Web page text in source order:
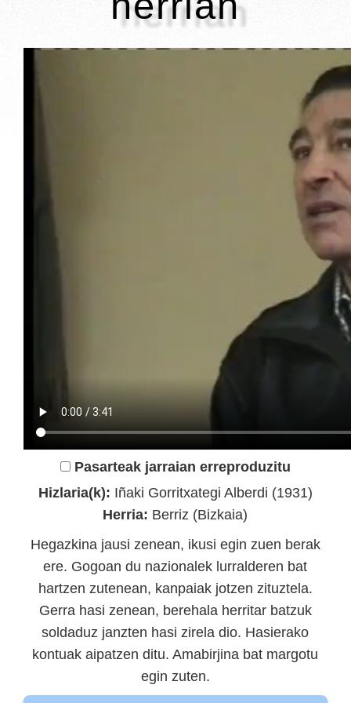
Pasarteak jarraian erreproduzitu
Hizlaria(k): Iñaki Gorritxategi Alberdi (1931)
Herria: Berriz (Bizkaia)
Hegazkina jausi zenean, ikusi egin zuen berak
ere. Gogoan du nazionalek lurralderen bat
hartzen zutenean, kanpaiak jotzen zituztela.
Gerra hasi zenean, berehala herritar batzuk
soldaduz janzten hasi zirela dio. Hasierako
kontuak aipatzen ditu. Amabirjina bat margotu
egin zuten.